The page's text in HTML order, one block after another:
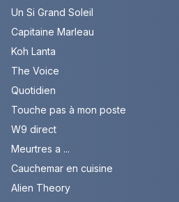
Un Si Grand Soleil
Capitaine Marleau
Koh Lanta
The Voice
Quotidien
Touche pas à mon poste
W9 direct
Meurtres a ...
Cauchemar en cuisine
Alien Theory